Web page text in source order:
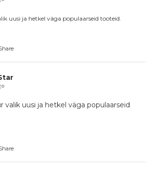
uusi ja hetkel väga populaarseid tooteid.
valik uusi ja hetkel väga populaarseid